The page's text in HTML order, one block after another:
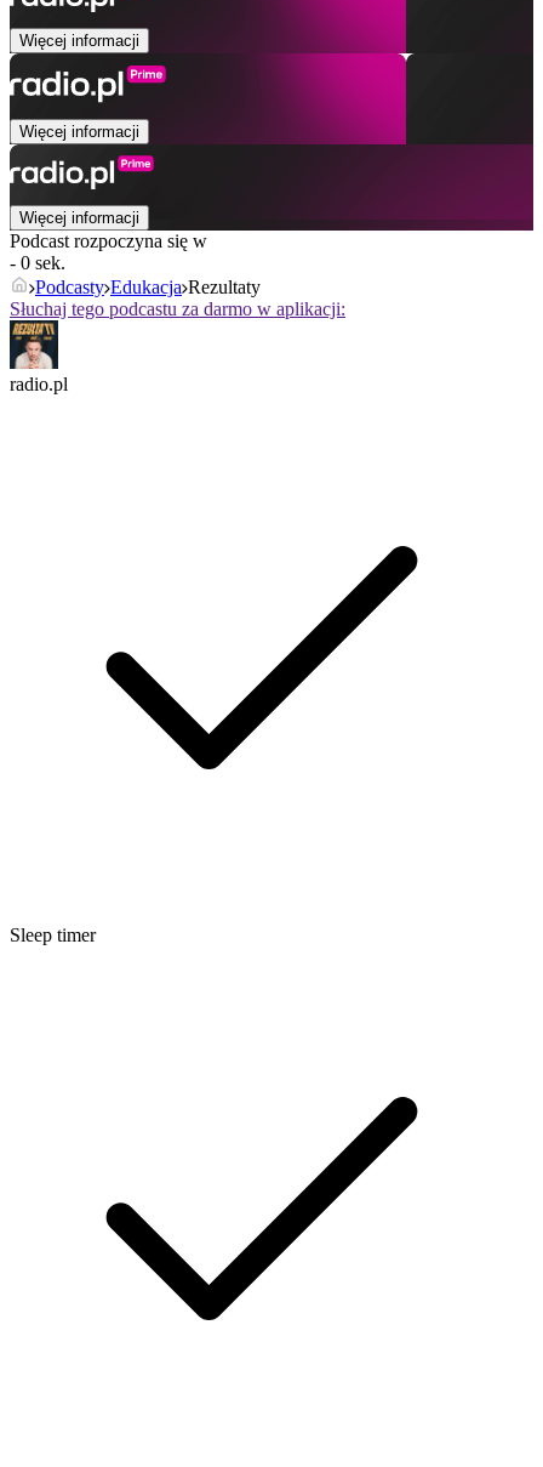
Więcej informacji
Więcej informacji
Więcej informacji
Podcast rozpoczyna się w
- 0 sek.
Podcasty Edukacja Rezultaty
Słuchaj tego podcastu za darmo w aplikacji:
radio.pl
Sleep timer